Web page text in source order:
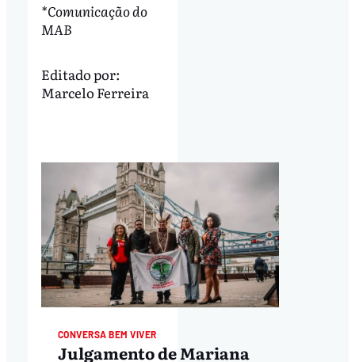
*Comunicação do
MAB
Editado por:
Marcelo Ferreira
CONVERSA BEM VIVER
Julgamento de Mariana